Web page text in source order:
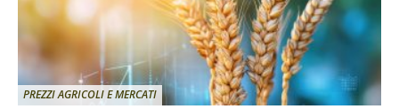
PREZZI AGRICOLI E MERCATI